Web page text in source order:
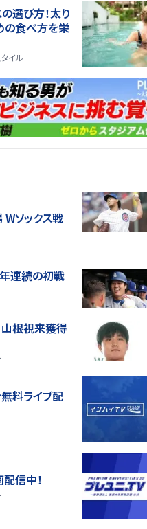
選び方！太り
の食べ方を栄
イル
Wソックス戦
連続の初戦
根視来獲得
料ライブ配
信中！